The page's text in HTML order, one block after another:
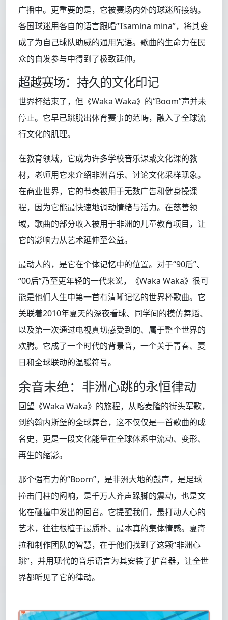
广播中。更重要的是，它被赛场内外的球迷所接纳。
各国球迷用各自的语言跟唱“Tsamina mina”，将其变
成了为自己球队助威的通用咒语。歌曲的生命力在民
众的自发参与中得到了极致延伸。
超越赛场：持久的文化印记
世界杯结束了，但《Waka Waka》的“Boom”声并未
停止。它早已跳脱出体育赛事的范畴，融入了全球流
行文化的肌理。
在教育领域，它成为许多学校音乐课或文化课的教
材，老师用它来介绍非洲音乐、讨论文化采样现象。
在商业世界，它的节奏被用于无数广告和健身操课
程，因为它能最快速地调动情绪与活力。在慈善领
域，歌曲的部分收入被用于非洲的儿童教育项目，让
它的影响力从艺术延伸至公益。
最动人的，是它在个体记忆中的位置。对于“90后”、
“00后”乃至更年轻的一代来说，《Waka Waka》很可
能是他们人生中第一首有清晰记忆的世界杯歌曲。它
关联着2010年夏天的深夜看球、同学间的模仿舞蹈、
以及第一次通过电视真切感受到的、属于整个世界的
欢腾。它成了一个时代的背景音，一个关于青春、夏
日和全球联动的温暖符号。
余音未绝：非洲心跳的永恒律动
回望《Waka Waka》的旅程，从喀麦隆的街头军歌，
到约翰内斯堡的全球舞台，这不仅仅是一首歌曲的成
名史，更是一段文化能量在全球体系中流动、变形、
再生的缩影。
那个强有力的“Boom”，是非洲大地的鼓声，是足球
撞击门柱的闷响，是千万人齐声跺脚的震动，也是文
化在碰撞中发出的回音。它提醒我们，最打动人心的
艺术，往往根植于最质朴、最本真的集体情感。夏奇
拉和制作团队的智慧，在于他们找到了这颗“非洲心
跳”，并用现代的音乐语言为其安装了扩音器，让全世
界都听见了它的律动。